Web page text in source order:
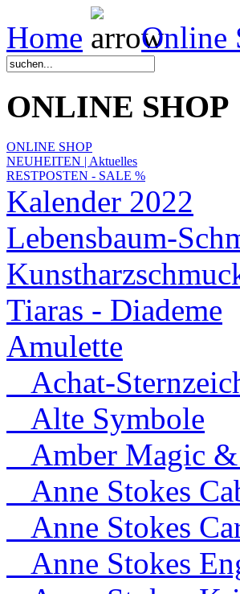
Home Online
ONLINE SHOP
ONLINE SHOP
NEUHEITEN | Aktuelles
RESTPOSTEN - SALE %
Kalender 2022
Lebensbaum-
Tiaras - Diademe
Amulette
Achat-
Alte Symbole
Amber Magic
Anne Stokes
Anne Stokes
Anne Stokes